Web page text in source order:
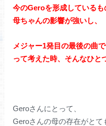
今のGeroを形成しているも
母ちゃんの影響が強いし、
メジャー1発目の最後の曲
って考えた時、そんなひと
Geroさんにとって、
Geroさんの母の存在がとて